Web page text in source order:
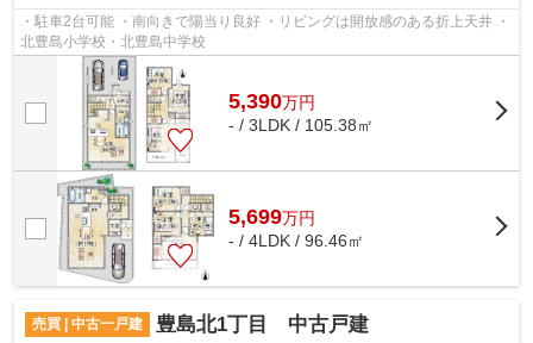
・駐車2台可能 ・南向きで陽当り良好 ・リビングは開放感のある折上天井 ・
北豊島小学校・北豊島中学校
5,390万円
- / 3LDK / 105.38㎡
5,699万円
- / 4LDK / 96.46㎡
売買 | 中古一戸建 豊島北1丁目 中古戸建